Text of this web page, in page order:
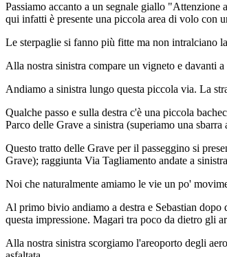
Passiamo accanto a un segnale giallo
qui infatti è presente una piccola area di volo con
Le sterpaglie si fanno più fitte ma non intralciano
Alla nostra sinistra compare un vigneto e davanti
Andiamo a sinistra lungo questa piccola via. La
Qualche passo e sulla destra c'è una piccola
Parco delle Grave a sinistra (superiamo una sbarra
Questo tratto delle Grave per il passeggino si
Grave); raggiunta Via Tagliamento andate a
Noi che naturalmente amiamo le vie un po'
Al primo bivio andiamo a destra e Sebastian
questa impressione. Magari tra poco da dietro gli
Alla nostra sinistra scorgiamo l'areoporto degli